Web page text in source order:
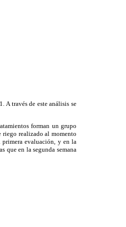
A través de este análisis se
forman un grupo
riego realizado al momento
evaluación, y en la
que en la segunda semana